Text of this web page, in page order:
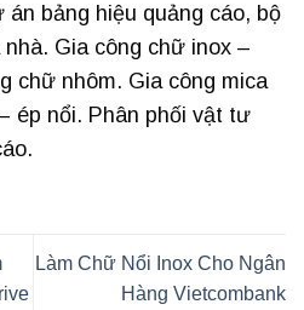
án bảng hiệu quảng cáo, bộ
Gia công chữ inox –
chữ nhôm. Gia công mica
ép nổi. Phân phối vật tư
Làm Chữ Nổi Inox Cho Ngân
Hàng Vietcombank